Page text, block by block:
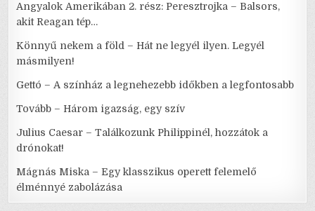
Angyalok Amerikában 2. rész: Peresztrojka – Balsors,
akit Reagan tép…
Könnyű nekem a föld – Hát ne legyél ilyen. Legyél
másmilyen!
Gettó – A színház a legnehezebb időkben a legfontosabb
Tovább – Három igazság, egy szív
Julius Caesar – Találkozunk Philippinél, hozzátok a
drónokat!
Mágnás Miska – Egy klasszikus operett felemelő
élménnyé zabolázása